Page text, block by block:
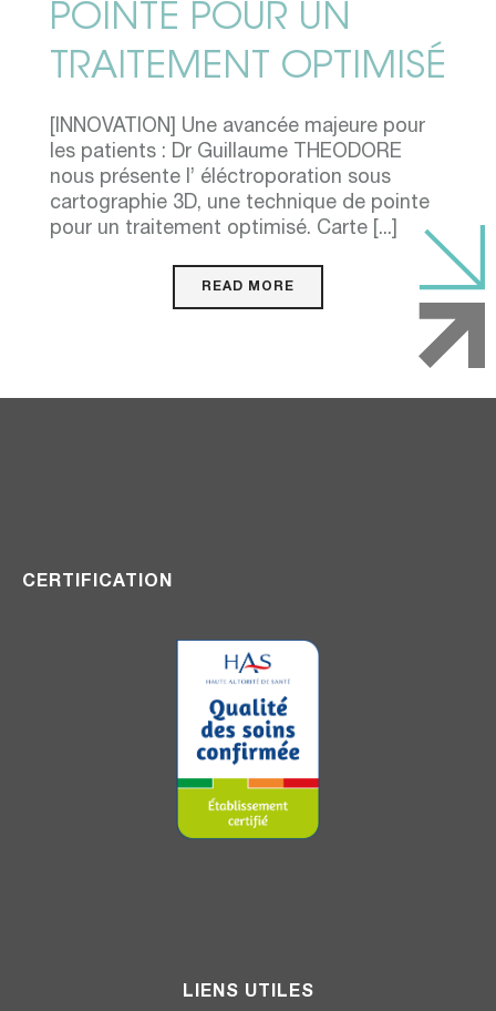
POINTE POUR UN
TRAITEMENT OPTIMISÉ
[INNOVATION] Une avancée majeure pour
les patients : Dr Guillaume THEODORE
nous présente l’ éléctroporation sous
cartographie 3D, une technique de pointe
pour un traitement optimisé. Carte [...]
READ MORE
CERTIFICATION
LIENS UTILES